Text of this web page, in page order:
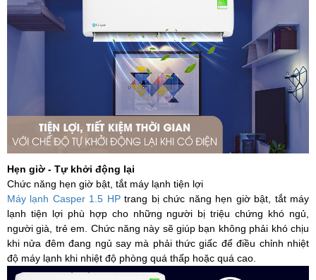
Hẹn giờ - Tự khởi động lại
Chức năng hẹn giờ bật, tắt máy lạnh tiện lợi
Máy lạnh Casper 1.5 HPtrang bị chức năng hẹn giờ bật, tắt máy
lạnh tiện lợi phù hợp cho những người bị triệu chứng khó ngủ,
người già, trẻ em. Chức năng này sẽ giúp bạn không phải khó chịu
khi nửa đêm đang ngủ say mà phải thức giấc để điều chỉnh nhiệt
độ máy lạnh khi nhiệt độ phòng quá thấp hoặc quá cao.